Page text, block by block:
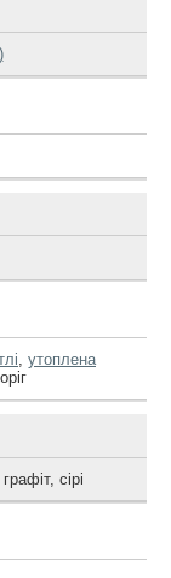
утоплена
графіт, сірі